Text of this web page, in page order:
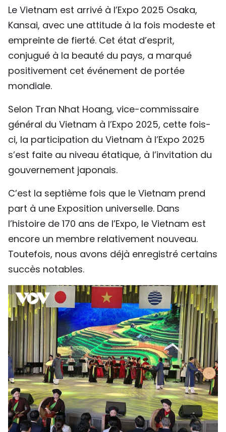
TIẾNG VIỆT
ENGLISH
中文
ESPAÑOL
Le Vietnam est arrivé à l’Expo 2025 Osaka,
Kansai, avec une attitude à la fois modeste et
empreinte de fierté. Cet état d’esprit,
conjugué à la beauté du pays, a marqué
positivement cet événement de portée
mondiale.
Selon Tran Nhat Hoang, vice-commissaire
général du Vietnam à l’Expo 2025, cette fois-
ci, la participation du Vietnam à l’Expo 2025
s’est faite au niveau étatique, à l’invitation du
gouvernement japonais.
C’est la septième fois que le Vietnam prend
part à une Exposition universelle. Dans
l’histoire de 170 ans de l’Expo, le Vietnam est
encore un membre relativement nouveau.
Toutefois, nous avons déjà enregistré certains
succès notables.